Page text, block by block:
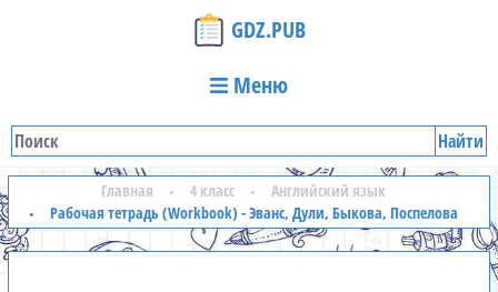
GDZ.PUB
Меню
Найти
Главная 4 класс
Английский язык
Рабочая тетрадь (Workbook) - Эванс, Дули, Быкова, Поспелова